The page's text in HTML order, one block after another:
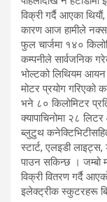
विक्री गर्दै आएका
कारण आज हामीले
फुल चार्जमा १४०
कम्पनीले सार्वजनिक
भोल्टको लिथियम आयन
मोटर प्रयोग गरिएको
भने ८० किलोमिटर
क्यापाचिनोमा २८
ब्लुटुथ
स्टार्ट, एलइडी
पाउन सकिन्छ । जम्बो
विक्री वितरण गर्दै
इलेक्ट्रीक स्कुटरहरू